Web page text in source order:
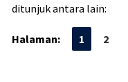
ditunjuk antara lain:
Halaman: 1 2